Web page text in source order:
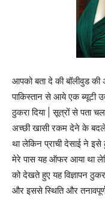
आपको बता दे की बॉलीवुड की
पाकिस्तान से आये एक ब्यूटी
ठुकरा दिया | सूत्रों से पता
अच्छी खासी रकम देने के बदले
था लेकिन प्राची देसाई ने इसे
मेरे पास यह ऑफर आया था
को देखते हुए यह विज्ञापन
और इससे स्थिति और तनावपूर्ण